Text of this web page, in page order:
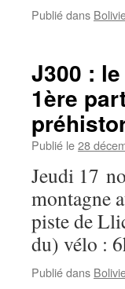
Publié dans
J300 :
1ère
Publié le28
Jeudi 17
montagne
piste de
du) vélo :
Publié dans